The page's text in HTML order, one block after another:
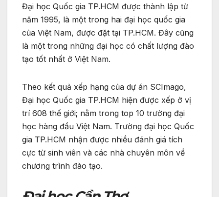
Đại học Quốc gia TP.HCM được thành lập từ
năm 1995, là một trong hai đại học quốc gia
của Việt Nam, được đặt tại TP.HCM. Đây cũng
là một trong những đại học có chất lượng đào
tạo tốt nhất ở Việt Nam.
Theo kết quả xếp hạng của dự án SCImago,
Đại học Quốc gia TP.HCM hiện được xếp ở vị
trí 608 thế giới; nằm trong top 10 trường đại
học hàng đầu Việt Nam. Trường đại học Quốc
gia TP.HCM nhận được nhiều đánh giá tích
cực từ sinh viên và các nhà chuyên môn về
chương trình đào tạo.